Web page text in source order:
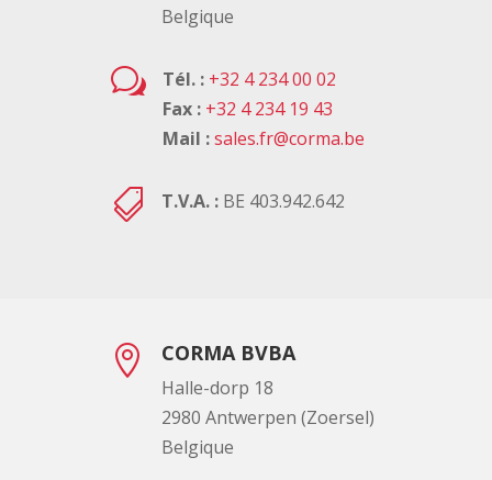
Belgique
w Tél. : +32 4 234 00 02
Fax : +32 4 234 19 43
Mail :sales.fr@corma.be
 T.V.A. : BE 403.942.642
 CORMA BVBA
Halle-dorp 18
2980 Antwerpen (Zoersel)
Belgique